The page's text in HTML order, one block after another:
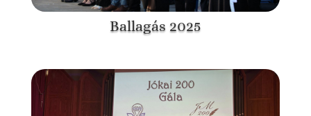
Ballagás 2025